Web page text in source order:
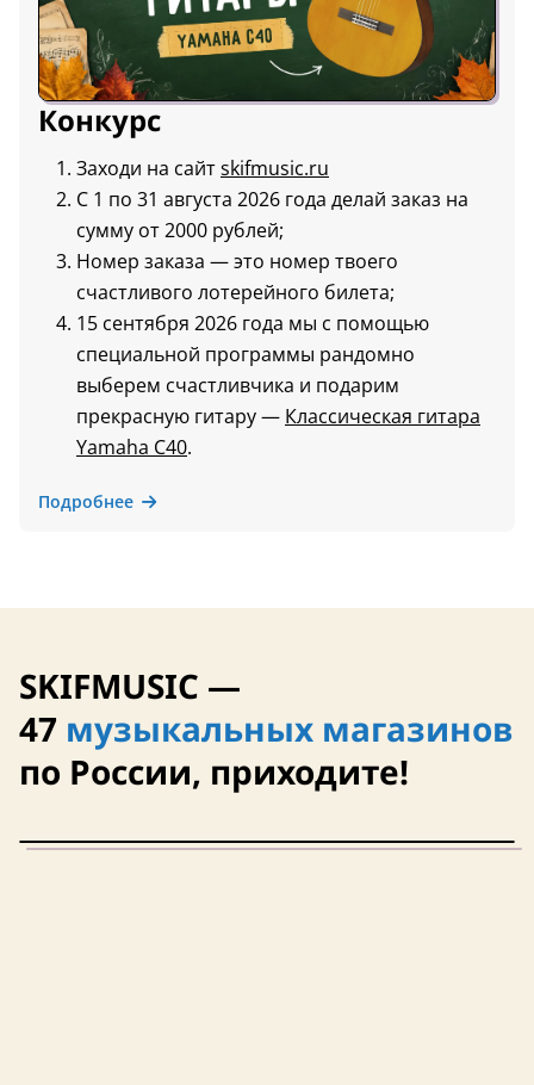
Конкурс
Заходи на сайтskifmusic.ru
С 1 по 31 августа 2026 года делай заказ на
сумму от 2000 рублей;
Номер заказа — это номер твоего
счастливого лотерейного билета;
15 сентября 2026 года мы с помощью
специальной программы рандомно
выберем счастливчика и подарим
прекрасную гитару — Классическая гитара
Yamaha C40.
Подробнее
SKIFMUSIC —
47 музыкальных магазинов
по России, приходите!